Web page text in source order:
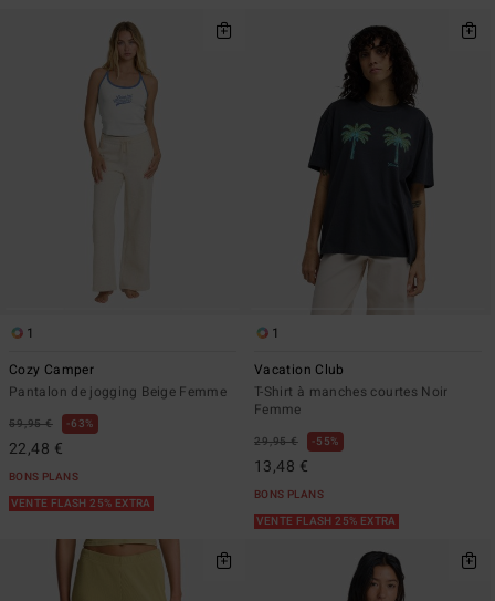
1
Cozy Camper
Pantalon de jogging Beige Femme
59,95 € 63%
22,48 €
BONS PLANS
VENTE FLASH 25% EXTRA
1
Vacation Club
T-Shirt à manches courtes Noir
Femme
29,95 € 55%
13,48 €
BONS PLANS
VENTE FLASH 25% EXTRA